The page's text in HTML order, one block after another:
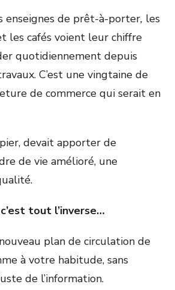
enseignes de prêt-à-porter, les
les cafés voient leur chiffre
quotidiennement depuis
C’est une vingtaine de
de commerce qui serait en
devait apporter de
de vie amélioré, une
c’est tout l’inverse…
plan de circulation de
à votre habitude, sans
de l’information.